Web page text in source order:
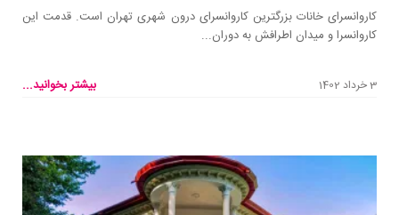
کاروانسرای خانات بزرگترین کاروانسرای درون شهری تهران است. قدمت این
کاروانسرا و میدان اطرافش به دوران...
3 خرداد 1402 بیشتر بخوانید...